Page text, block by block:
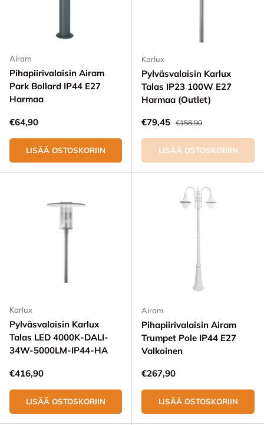
Airam
Pihapiirivalaisin Airam
Park Bollard IP44 E27
Harmaa
Normaali hinta
€64,90
LISÄÄ OSTOSKORIIN
Karlux
Pylväsvalaisin Karlux
Talas IP23 100W E27
Harmaa (Outlet)
Alennushinta
€79,45 Normaali hinta
€158,90
LISÄÄ OSTOSKORIIN
Karlux
Pylväsvalaisin Karlux
Talas LED 4000K-DALI-
34W-5000LM-IP44-HA
Normaali hinta
€416,90
LISÄÄ OSTOSKORIIN
Airam
Pihapiirivalaisin Airam
Trumpet Pole IP44 E27
Valkoinen
Normaali hinta
€267,90
LISÄÄ OSTOSKORIIN